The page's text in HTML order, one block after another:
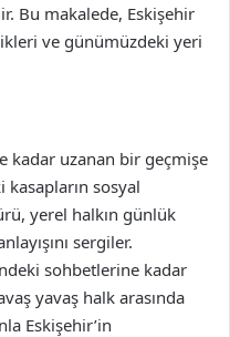
Bu makalede, Eskişehir
ve günümüzdeki yeri
kadar uzanan bir geçmişe
sosyal
yerel halkın günlük
sergiler.
sohbetlerine kadar
yavaş halk arasında
Eskişehir’in